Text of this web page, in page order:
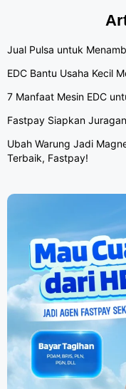
Jual Pulsa untuk
EDC Bantu Usaha Kecil
7 Manfaat Mesin EDC
Fastpay Siapkan
Ubah Warung Jadi
Terbaik, Fastpay!